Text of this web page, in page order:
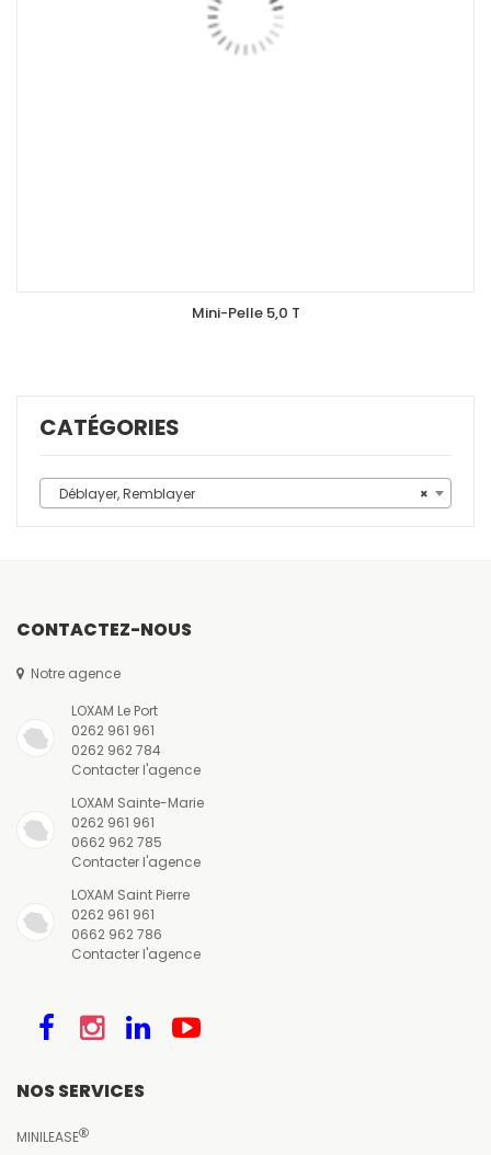
Mini-Pelle 5,0 T
CATÉGORIES
×
Déblayer, Remblayer
CONTACTEZ-NOUS
Notre agence
LOXAM Le Port
0262 961 961
0262 962 784
Contacter l'agence
LOXAM Sainte-Marie
0262 961 961
0662 962 785
Contacter l'agence
LOXAM Saint Pierre
0262 961 961
0662 962 786
Contacter l'agence
NOS SERVICES
MINILEASE